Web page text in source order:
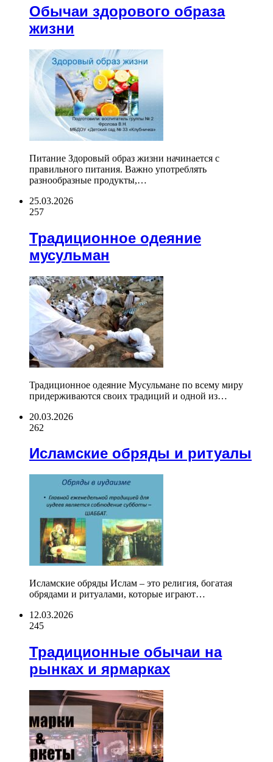
Обычаи здорового образа
жизни
Питание Здоровый образ жизни начинается с
правильного питания. Важно употреблять
разнообразные продукты,…
25.03.2026
257
Традиционное одеяние
мусульман
Традиционное одеяние Мусульмане по всему миру
придерживаются своих традиций и одной из…
20.03.2026
262
Исламские обряды и ритуалы
Исламские обряды Ислам – это религия, богатая
обрядами и ритуалами, которые играют…
12.03.2026
245
Традиционные обычаи на
рынках и ярмарках